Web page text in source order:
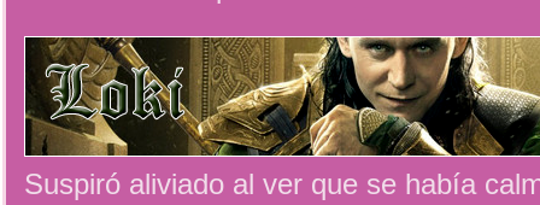
Suspiró aliviado al ver que se había